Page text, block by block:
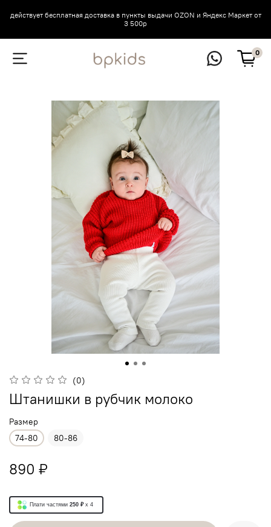
действует бесплатная доставка в пункты выдачи OZON и Яндекс Маркет от
3 500р
0
(0)
Штанишки в рубчик молоко
Размер
74-80
80-86
890 ₽
Плати частями 250 ₽ x 4